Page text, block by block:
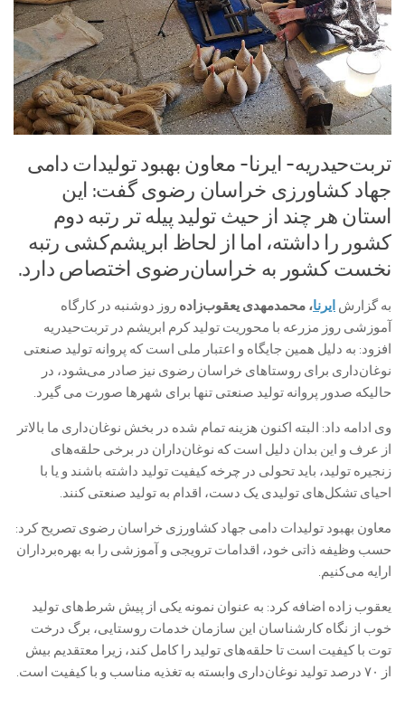
تربت‌حیدریه- ایرنا- معاون بهبود تولیدات دامی
جهاد کشاورزی خراسان رضوی گفت: این
استان هر چند از حیث تولید پیله تر رتبه دوم
کشور را داشته، اما از لحاظ ابریشم‌کشی رتبه
نخست کشور به خراسان‌رضوی اختصاص دارد.
به گزارش ایرنا، محمدمهدی یعقوب‌زاده روز دوشنبه در کارگاه
آموزشی روز مزرعه با محوریت تولید کرم ابریشم در تربت‌حیدریه
افزود: به دلیل همین جایگاه و اعتبار ملی است که پروانه تولید صنعتی
نوغان‌داری برای روستاهای خراسان رضوی نیز صادر می‌‍شود، در
حالیکه صدور پروانه تولید صنعتی تنها برای شهرها صورت می گیرد.
وی ادامه داد: البته اکنون هزینه تمام شده در بخش نوغان‌داری ما بالاتر
از عرف و این بدان دلیل است که نوغان‌داران در برخی حلقه‌های
زنجیره تولید، باید تحولی در چرخه کیفیت تولید داشته‌ باشند و یا با
احیای تشکل‌های تولیدی یک دست، اقدام به تولید صنعتی کنند.
معاون بهبود تولیدات دامی جهاد کشاورزی خراسان رضوی تصریح کرد:
حسب وظیفه ذاتی خود، اقدامات ترویجی و آموزشی را به بهره‌برداران
ارایه می‌کنیم.
یعقوب زاده اضافه کرد: به عنوان نمونه یکی از پیش شرط‌های تولید
خوب از نگاه کارشناسان این سازمان خدمات روستایی، برگ درخت
توت با کیفیت است تا حلقه‌های تولید را کامل کند، زیرا معتقدیم بیش
از ۷۰ درصد تولید نوغان‌داری وابسته به تغذیه مناسب و با کیفیت است.